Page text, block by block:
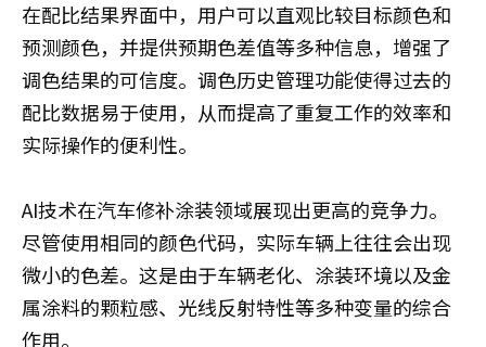
在配比结果界面中，用户可以直观比较目标颜色和
预测颜色，并提供预期色差值等多种信息，增强了
调色结果的可信度。调色历史管理功能使得过去的
配比数据易于使用，从而提高了重复工作的效率和
实际操作的便利性。
AI技术在汽车修补涂装领域展现出更高的竞争力。
尽管使用相同的颜色代码，实际车辆上往往会出现
微小的色差。这是由于车辆老化、涂装环境以及金
属涂料的颗粒感、光线反射特性等多种变量的综合
作用。